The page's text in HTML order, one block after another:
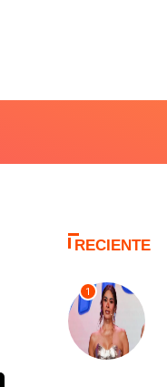
RECIENTE
1